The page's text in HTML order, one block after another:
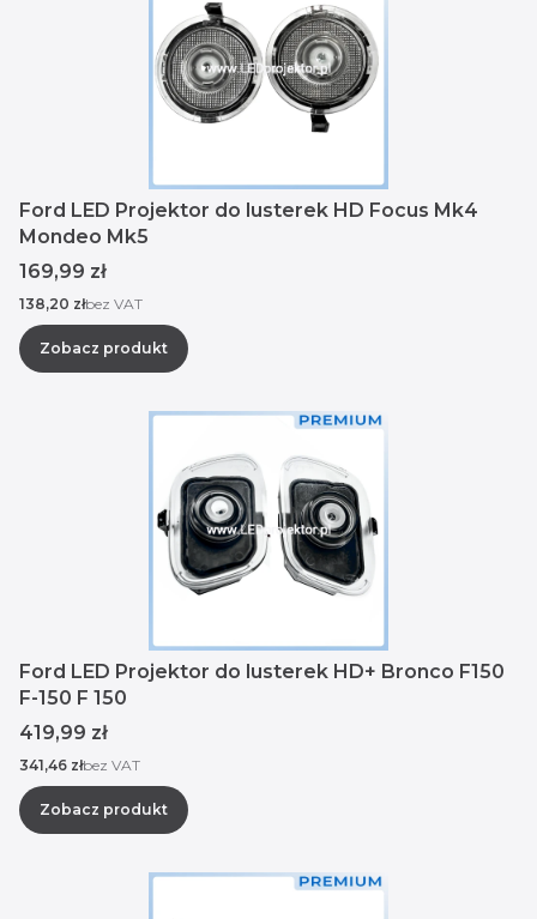
Ford LED Projektor do lusterek HD Focus Mk4
Mondeo Mk5
Cena
169,99 zł
Cena
138,20 złbez VAT
Zobacz produkt
Ford LED Projektor do lusterek HD+ Bronco F150
F-150 F 150
Cena
419,99 zł
Cena
341,46 złbez VAT
Zobacz produkt